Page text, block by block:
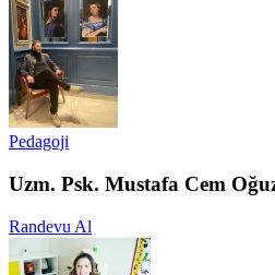
Pedagoji
Uzm. Psk. Mustafa Cem
Randevu Al